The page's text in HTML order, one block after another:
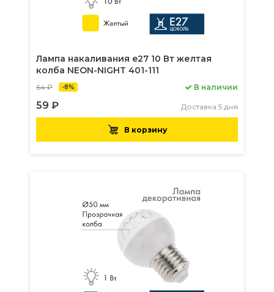
Лампа накаливания e27 10 Вт желтая
колба NEON-NIGHT 401-111
64 ₽ -8%
59 ₽
В наличии
Доставка 5 дня
В корзину